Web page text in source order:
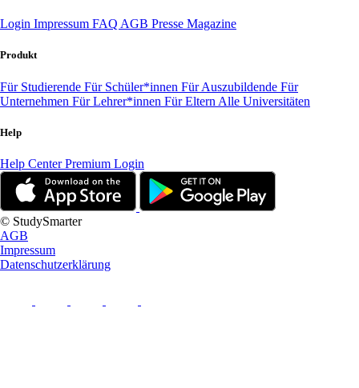
Login Impressum FAQ AGB Presse Magazine
Produkt
Für Studierende Für Schüler*innen Für Auszubildende Für
Unternehmen Für Lehrer*innen Für Eltern Alle Universitäten
Help
Help CenterPremium Login
© StudySmarter
AGB
Impressum
Datenschutzerklärung